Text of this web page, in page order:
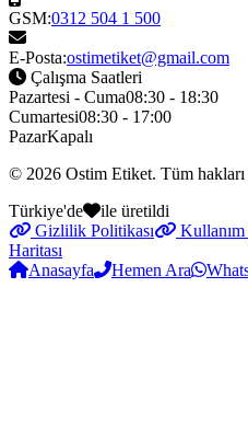
GSM:0312 504 1 500
E-Posta:ostimetiket@gmail.com
Çalışma Saatleri
Pazartesi - Cuma08:30 - 18:30
Cumartesi08:30 - 17:00
PazarKapalı
© 2026 Ostim Etiket. Tüm hakları
Türkiye'de
ile üretildi
Gizlilik Politikası
Kullanım
Haritası
Anasayfa
Hemen Ara